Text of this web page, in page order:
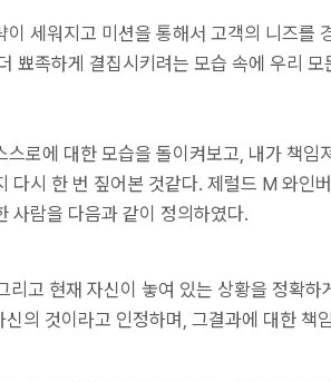
세워지고 미션을 통해서 고객의 니즈를
뾰족하게 결집시키려는 모습 속에 우리
로에 대한 모습을 돌이켜보고, 내가 책임
다시 한 번 짚어본 것같다. 제럴드 M 와인
사람을 다음과 같이 정의하였다.
리고 현재 자신이 놓여 있는 상황을 정확하
의 것이라고 인정하며, 그결과에 대한 책